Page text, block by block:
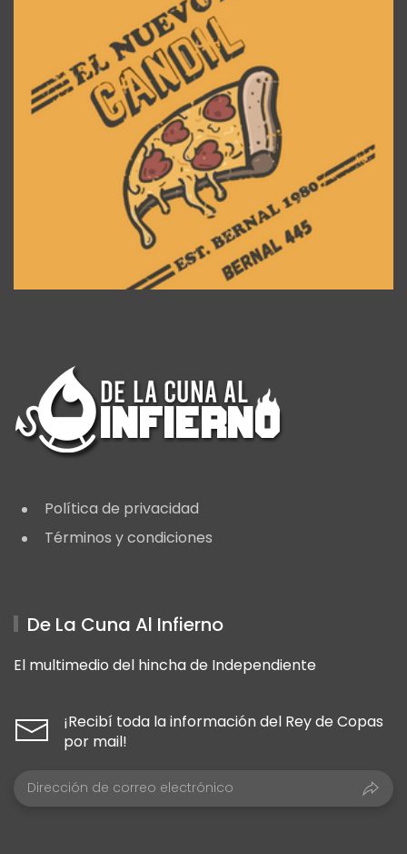
Política de privacidad
Términos y condiciones
De La Cuna Al Infierno
El multimedio del hincha de Independiente
¡Recibí toda la información del Rey de Copas
por mail!